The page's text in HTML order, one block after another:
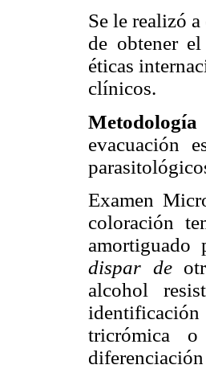
Se le realizó
de obtener
éticas
clínicos.
evacuación
Examen
coloración
dispar de
alcohol
tricrómica